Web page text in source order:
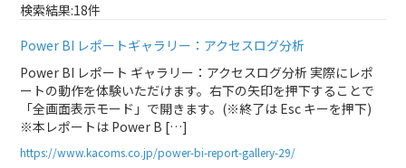
検索結果:18件
Power BI レポートギャラリー：アクセスログ分析
Power BI レポート ギャラリー：アクセスログ分析 実際にレポ
ートの動作を体験いただけます。右下の矢印を押下することで
「全画面表示モード」で開きます。(※終了は Esc キーを押下)
※本レポートは Power B […]
https://www.kacoms.co.jp/power-bi-report-gallery-29/